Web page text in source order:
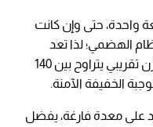
واحدة، حتى وإن كانت
الهضمي؛ لذا تعد
الثمرة الواحدة المتوسطة الحجم (بوزن تقريبي يتراوح بين 140
على معدة فارغة، يفضل